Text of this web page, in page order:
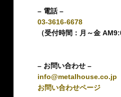
– 電話 –
03-3616-6678
（受付時間：月～金
– お問い合わせ –
info@metalhouse.co.jp
お問い合わせページ